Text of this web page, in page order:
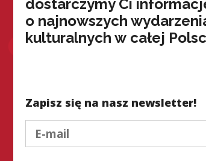
dostarczymy Ci
o najnowszych
kulturalnych w całej
Zapisz się na nasz newsletter!